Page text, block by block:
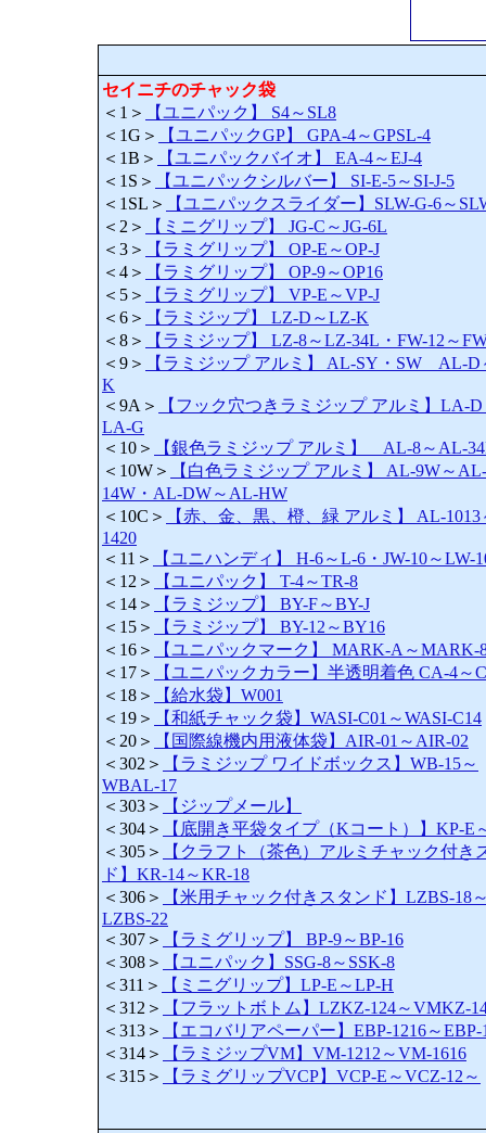
セイニチのチャック袋
＜1＞
【ユニパック】 S4～SL8
＜1G＞
【ユニパックGP】 GPA-4～GPSL-4
＜1B＞
【ユニパックバイオ】 EA-4～EJ-4
＜1S＞
【ユニパックシルバー】 SI-E-5～SI-J-5
＜1SL＞
【ユニパックスライダー】SLW-G-6～
＜2＞
【ミニグリップ】 JG-C～JG-6L
＜3＞
【ラミグリップ】 OP-E～OP-J
＜4＞
【ラミグリップ】 OP-9～OP16
＜5＞
【ラミグリップ】 VP-E～VP-J
＜6＞
【ラミジップ】 LZ-D～LZ-K
＜8＞
【ラミジップ】 LZ-8～LZ-34L・FW-12～
＜9＞
【ラミジップ アルミ】 AL-SY・SW AL-D
K
＜9A＞
【フック穴つきラミジップ アルミ】LA-
LA-G
＜10＞
【銀色ラミジップ アルミ】 AL-8～AL-
＜10W＞
【白色ラミジップ アルミ】 AL-9W～AL-
14W・AL-DW～AL-HW
＜10C＞
【赤、金、黒、橙、緑 アルミ】 AL-
1420
＜11＞
【ユニハンディ】 H-6～L-6・JW-10～LW-
＜12＞
【ユニパック】 T-4～TR-8
＜14＞
【ラミジップ】 BY-F～BY-J
＜15＞
【ラミジップ】 BY-12～BY16
＜16＞
【ユニパックマーク】 MARK-A～MARK-
＜17＞
【ユニパックカラー】半透明着色 CA-4～
＜18＞
【給水袋】W001
＜19＞
【和紙チャック袋】WASI-C01～WASI-C14
＜20＞
【国際線機内用液体袋】AIR-01～AIR-02
＜302＞
【ラミジップ ワイドボックス】WB-15～
WBAL-17
＜303＞
【ジップメール】
＜304＞
【底開き平袋タイプ（Kコート）】KP-E
＜305＞
【クラフト（茶色）アルミチャック付き
ド】KR-14～KR-18
＜306＞
【米用チャック付きスタンド】LZBS-18
LZBS-22
＜307＞
【ラミグリップ】 BP-9～BP-16
＜308＞
【ユニパック】SSG-8～SSK-8
＜311＞
【ミニグリップ】LP-E～LP-H
＜312＞
【フラットボトム】LZKZ-124～VMKZ-
＜313＞
【エコバリアペーパー】EBP-1216～EBP-
＜314＞
【ラミジップVM】VM-1212～VM-1616
＜315＞
【ラミグリップVCP】VCP-E～VCZ-12～